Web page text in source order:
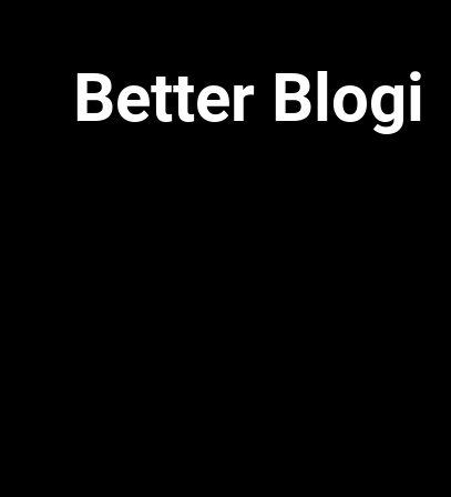
Better Blogi